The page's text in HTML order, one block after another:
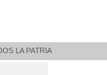
LA PATRIA